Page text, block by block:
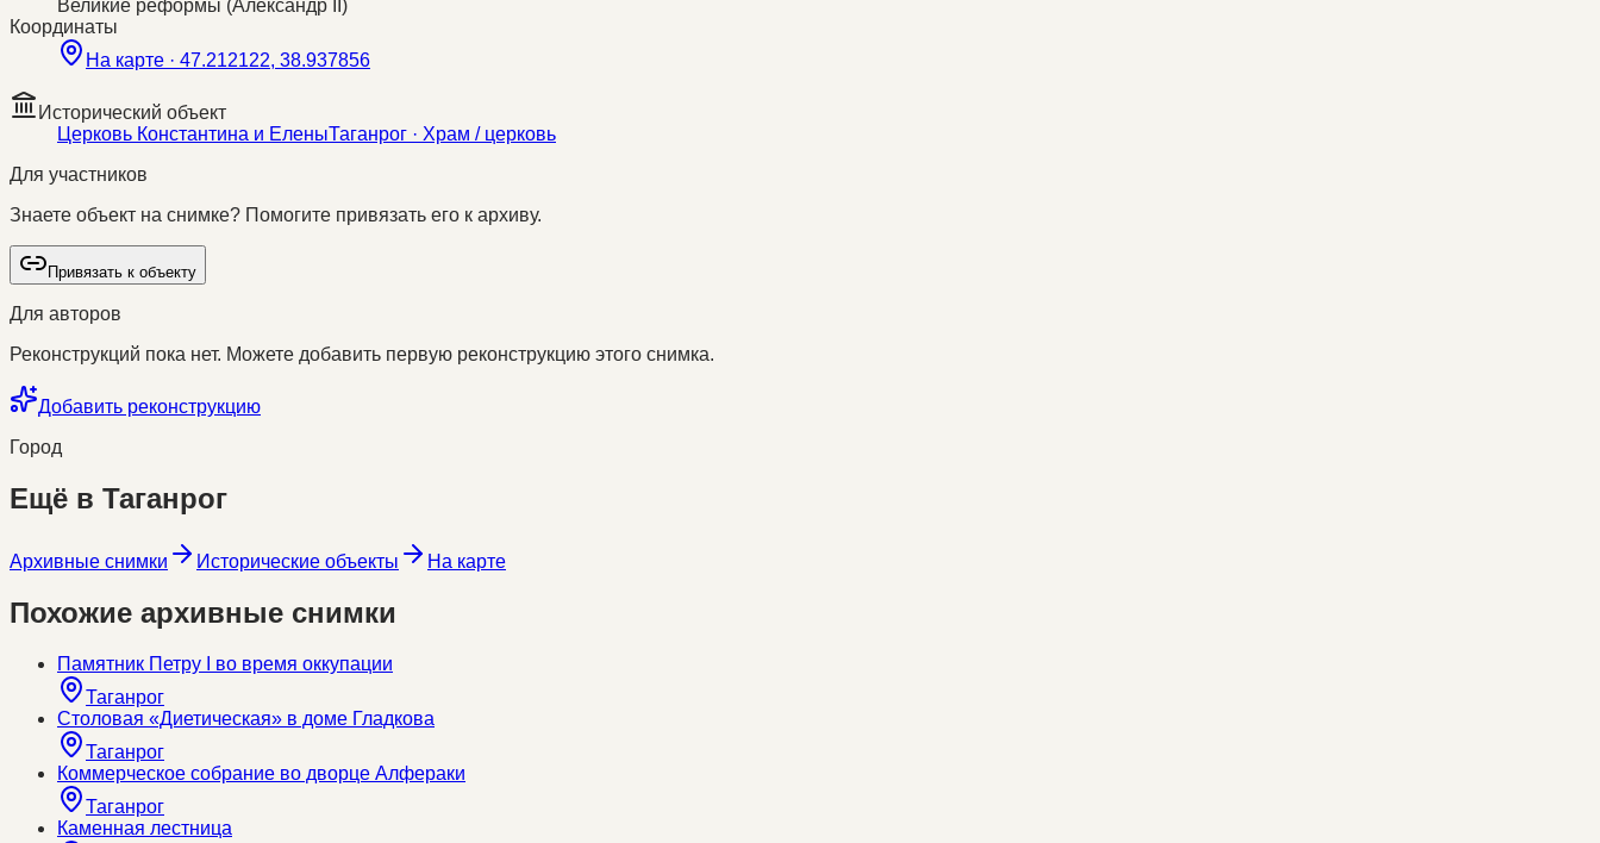
Великие реформы (Александр II)
Координаты
На карте · 47.212122, 38.937856
Исторический объект
Церковь Константина и ЕленыТаганрог · Храм / церковь
Для участников
Знаете объект на снимке? Помогите привязать его к архиву.
Привязать к объекту
Для авторов
Реконструкций пока нет. Можете добавить первую реконструкцию этого снимка.
Добавить реконструкцию
Город
Ещё в Таганрог
Архивные снимки Исторические объекты На карте
Похожие архивные снимки
Памятник Петру I во время оккупации
Таганрог
Столовая «Диетическая» в доме Гладкова
Таганрог
Коммерческое собрание во дворце Алфераки
Таганрог
Каменная лестница